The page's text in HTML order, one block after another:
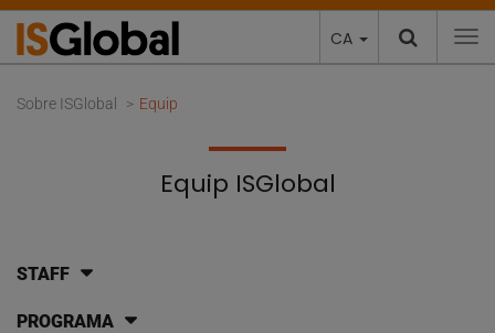
CA
Sobre ISGlobal Equip
Equip ISGlobal
STAFF
PROGRAMA